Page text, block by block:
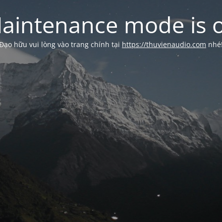
mode is
hữu vui lòng vào trang chính tại https://thuvienaudio.com